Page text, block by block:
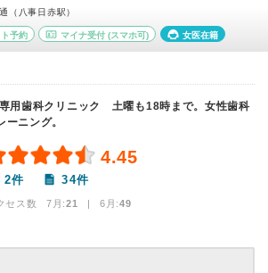
（八事日赤駅）
予約 マイナ受付 (スマホ可) 女医在籍
用歯科クリニック 土曜も18時まで。女性歯科
ーニング。
4.45
2件 34件
セス数 7月:21 | 6月:49